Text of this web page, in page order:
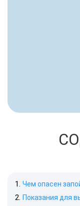
Чем опасен
Показания для